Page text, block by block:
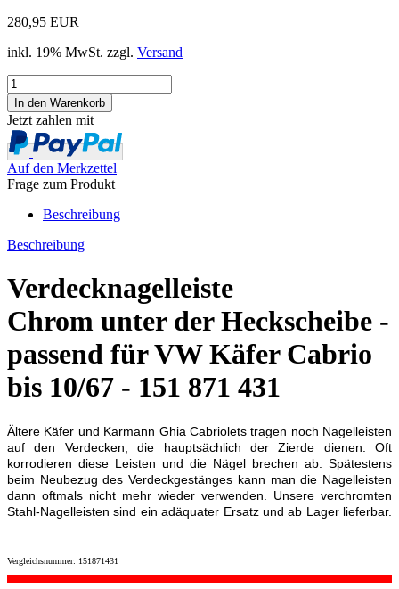
280,95 EUR
inkl. 19% MwSt. zzgl. Versand
Jetzt zahlen mit
Auf den Merkzettel
Frage zum Produkt
Beschreibung
Beschreibung
Verdecknagelleiste
Chrom unter der Heckscheibe -
passend für VW Käfer Cabrio
bis 10/67 - 151 871 431
Ältere Käfer und Karmann Ghia Cabriolets tragen noch Nagelleisten
auf den Verdecken, die hauptsächlich der Zierde dienen. Oft
korrodieren diese Leisten und die Nägel brechen ab. Spätestens
beim Neubezug des Verdeckgestänges kann man die Nagelleisten
dann oftmals nicht mehr wieder verwenden. Unsere verchromten
Stahl-Nagelleisten sind ein adäquater Ersatz und ab Lager lieferbar.
Vergleichsnummer: 151871431